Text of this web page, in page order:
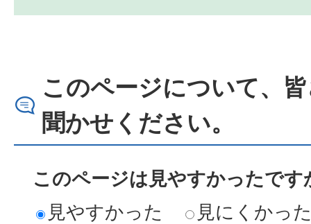
このページについて、
聞かせください。
このページは見やすかったです
見やすかった
見にくかっ